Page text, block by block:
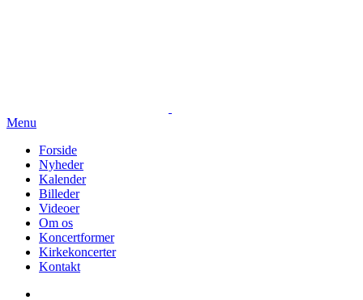
Menu
Forside
Nyheder
Kalender
Billeder
Videoer
Om os
Koncertformer
Kirkekoncerter
Kontakt